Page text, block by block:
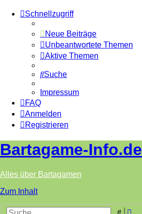
Schnellzugriff
Neue Beiträge
Unbeantwortete Themen
Aktive Themen
Suche
Impressum
FAQ
Anmelden
Registrieren
Bartagame-Info.de
Alles über Bartagamen
Zum Inhalt